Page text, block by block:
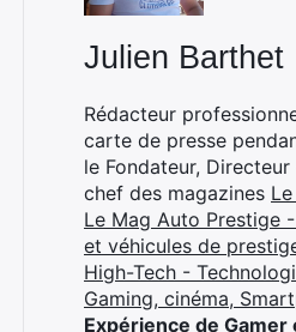
Julien Barthet
Rédacteur
carte de presse
le Fondateur,
chef des magazines
Le Mag Auto Prestige
et véhicules de
High-Tech -
Gaming, cinéma,
Expérience de Gamer